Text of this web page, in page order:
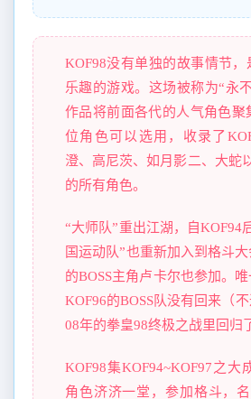
KOF98没有单独的故事情节
乐趣的游戏。这场被称为“永
作品将前面各代的人气角色聚
位角色可以选用，收录了
澄、高尼茨、如月影二、大蛇
的所有角色。
“大师队”重出江湖，自KOF94
国运动队”也重新加入到格斗
的BOSS主角卢卡尔也参加。
KOF96的BOSS队没有回来（
08年的拳皇98终极之战里回归
KOF98集KOF94~KOF97之大
角色济济一堂，参加格斗，